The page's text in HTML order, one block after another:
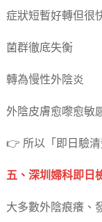
症狀短暫好轉但很
菌群徹底失衡
轉為慢性外陰炎
外陰皮膚愈嚟愈敏
👉 所以「即日驗清
五、深圳婦科即日
大多數外陰痕癢、